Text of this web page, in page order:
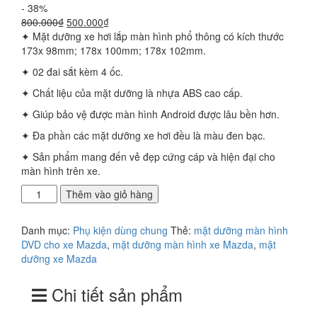
- 38%
800.000₫ Giá
gốc
là:
800.000₫.
500.000₫Giá
hiện
tại
là:
500.000₫.
✦ Mặt dưỡng xe hơi lắp màn hình phổ thông có kích thước
173x 98mm; 178x 100mm; 178x 102mm.
✦ 02 đai sắt kèm 4 ốc.
✦ Chất liệu của mặt dưỡng là nhựa ABS cao cấp.
✦ Giúp bảo vệ được màn hình Android được lâu bền hơn.
✦ Đa phần các mặt dưỡng xe hơi đều là màu đen bạc.
✦ Sản phẩm mang đến vẻ đẹp cứng cáp và hiện đại cho
màn hình trên xe.
chỉ
mặt
dưỡng
xe
giá
tốt
Thêm vào giỏ hàng
Danh mục: Phụ kiện dùng chung Thẻ: mặt dưỡng màn hình
DVD cho xe Mazda, mặt dưỡng màn hình xe Mazda, mặt
dưỡng xe Mazda
Chi tiết sản phẩm